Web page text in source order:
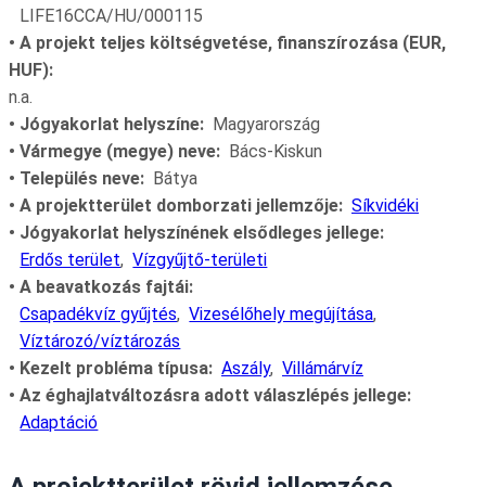
LIFE16CCA/HU/000115
• A projekt teljes költségvetése, finanszírozása (EUR,
HUF):
n.a.
Jógyakorlat helyszíne
Magyarország
Vármegye (megye) neve
Bács-Kiskun
Település neve
Bátya
A projektterület domborzati jellemzője
Síkvidéki
Jógyakorlat helyszínének elsődleges jellege
Erdős terület Vízgyűjtő-területi
A beavatkozás fajtái
Csapadékvíz gyűjtés Vizesélőhely megújítása
Víztározó/víztározás
Kezelt probléma típusa
Aszály Villámárvíz
Az éghajlatváltozásra adott válaszlépés jellege
Adaptáció